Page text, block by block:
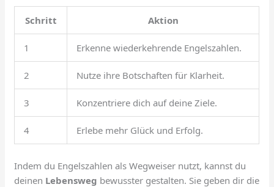
Schritt Aktion
1 Erkenne wiederkehrende Engelszahlen.
2 Nutze ihre Botschaften für Klarheit.
3 Konzentriere dich auf deine Ziele.
4 Erlebe mehr Glück und Erfolg.
Indem du Engelszahlen als Wegweiser nutzt, kannst du
deinen Lebensweg bewusster gestalten. Sie geben dir die